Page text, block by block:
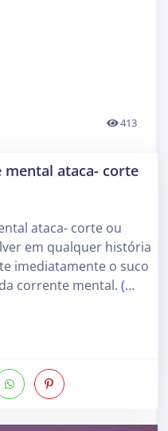
413
mental ataca- corte
ataca- corte ou
em qualquer história
imediatamente o suco
corrente mental. (…